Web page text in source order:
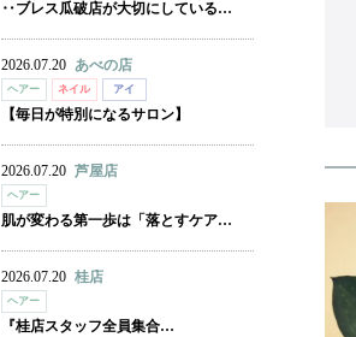
‥ブレス瓜破店が大切にしている…
2026.07.20 あべの店
ヘアー ネイル アイ
【毎日が特別になるサロン】
2026.07.20 芦屋店
ヘアー
肌が変わる第一歩は「落とすケア…
2026.07.20 桂店
ヘアー
『桂店スタッフ全員集合…